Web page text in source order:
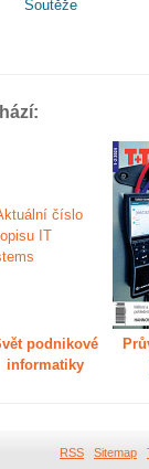
Soutěže
podnikové
informatiky
RSS Sitemap